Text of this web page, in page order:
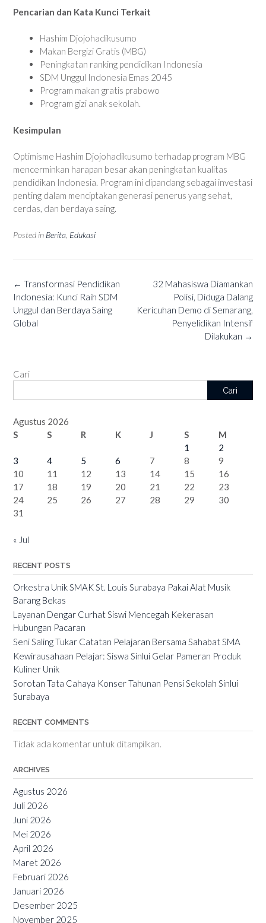
Pencarian dan Kata Kunci Terkait
Hashim Djojohadikusumo
Makan Bergizi Gratis (MBG)
Peningkatan ranking pendidikan Indonesia
SDM Unggul Indonesia Emas 2045
Program makan gratis prabowo
Program gizi anak sekolah.
Kesimpulan
Optimisme Hashim Djojohadikusumo terhadap program MBG
mencerminkan harapan besar akan peningkatan kualitas
pendidikan Indonesia. Program ini dipandang sebagai investasi
penting dalam menciptakan generasi penerus yang sehat,
cerdas, dan berdaya saing.
Posted in Berita Edukasi
Post
navigation
32 Mahasiswa Diamankan
Polisi, Diduga Dalang
Kericuhan Demo di Semarang,
Penyelidikan Intensif
Dilakukan →
← Transformasi Pendidikan
Indonesia: Kunci Raih SDM
Unggul dan Berdaya Saing
Global
Cari
Cari
Agustus 2026
S
S R K J S
M
1
2
3
4 5 6 7 8
9
10
11 12 13 14 15
16
17
18 19 20 21 22
23
24
25 26 27 28 29
30
31
« Jul
RECENT POSTS
Orkestra Unik SMAK St. Louis Surabaya Pakai Alat Musik
Barang Bekas
Layanan Dengar Curhat Siswi Mencegah Kekerasan
Hubungan Pacaran
Seni Saling Tukar Catatan Pelajaran Bersama Sahabat SMA
Kewirausahaan Pelajar: Siswa Sinlui Gelar Pameran Produk
Kuliner Unik
Sorotan Tata Cahaya Konser Tahunan Pensi Sekolah Sinlui
Surabaya
RECENT COMMENTS
Tidak ada komentar untuk ditampilkan.
ARCHIVES
Agustus 2026
Juli 2026
Juni 2026
Mei 2026
April 2026
Maret 2026
Februari 2026
Januari 2026
Desember 2025
November 2025